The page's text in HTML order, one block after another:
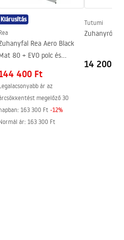
PVD
Kiárusítás
Rea Aero Black
80 + EVO polc és
400 Ft
ár az
megelőző 30
163 300 Ft -12%
ár: 163 300 Ft
Tutumi
14 200 Ft